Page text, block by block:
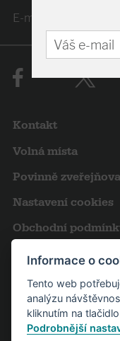
E-mail:
Kontakt
Volná místa
Povinně
Nastavení cookies
Obchodní
Výroční zprávy
Pro novináře
Partneři
Návštěvní řád
Informace o
Tento web
analýzu
kliknutím na
Podrobnější